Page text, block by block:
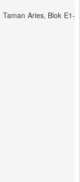
Aries, Blok E1-